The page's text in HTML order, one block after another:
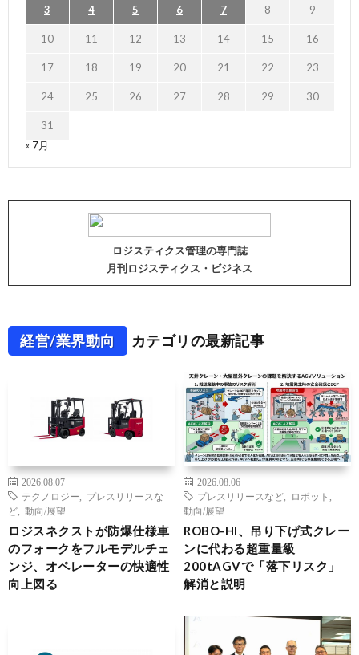
3 4 5 6 7 8 9
10 11 12 13 14 15 16
17 18 19 20 21 22 23
24 25 26 27 28 29 30
31
« 7月
ロジスティクス管理の専門誌
月刊ロジスティクス・ビジネス
経営/業界動向 カテゴリの最新記事
2026.08.07
テクノロジー
プレスリリースな
ど
動向/展望
ロジスネクストが防爆仕様車
のフォークをフルモデルチェ
ンジ、オペレーターの快適性
向上図る
2026.08.06
プレスリリースなど
ロボット
動向/展望
ROBO-HI、吊り下げ式クレー
ンに代わる超重量級
200tAGVで「落下リスク」
解消と説明